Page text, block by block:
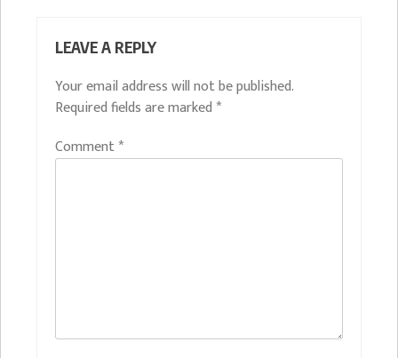
LEAVE A REPLY
Your email address will not be published.
Required fields are marked *
Comment*